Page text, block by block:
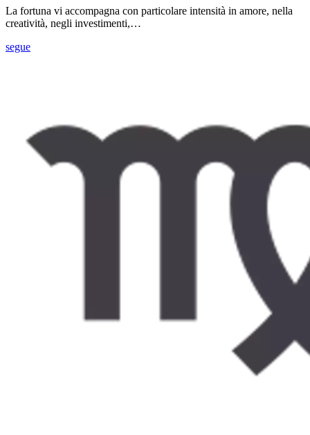
La fortuna vi accompagna con particolare intensità in amore, nella
creatività, negli investimenti,…
segue